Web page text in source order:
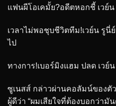
แฟนผีโอเคมั้ย?อดีตหอกชี้ เวย์
เวลาไม่พอชุบชีวิตทีม!เวย์น รูนี่
ไป
ทางการ!เบอร์มิงแฮม ปลด เวย์
ซูเนสส์ กล่าวผ่านคอลัมน์ของตัว
ผู้ดีว่า “ผมเสียใจที่ต้องบอกว่ามั